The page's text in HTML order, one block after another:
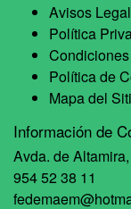
Avisos
Política
Política de
Mapa del
Información de
Avda. de
954 52 38 11